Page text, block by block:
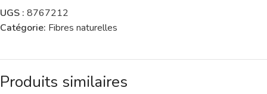
UGS : 8767212
Catégorie: Fibres naturelles
Produits similaires